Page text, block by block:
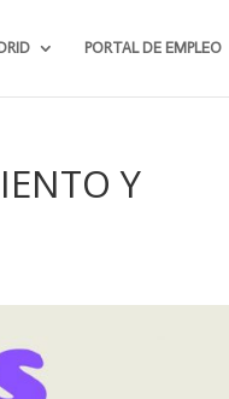
PORTAL DE EMPLEO
Y